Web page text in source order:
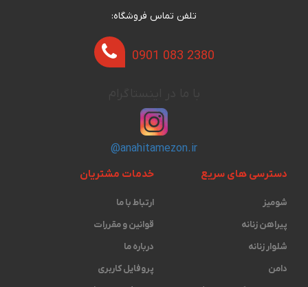
تلفن تماس فروشگاه:
0901 083 2380
@anahitamezon.ir
دسترسی های سریع
شومیز
پیراهن زنانه
شلوار زنانه
دامن
خدمات مشتریان
ارتباط با ما
قوانین و مقررات
درباره ما
پروفایل کاربری